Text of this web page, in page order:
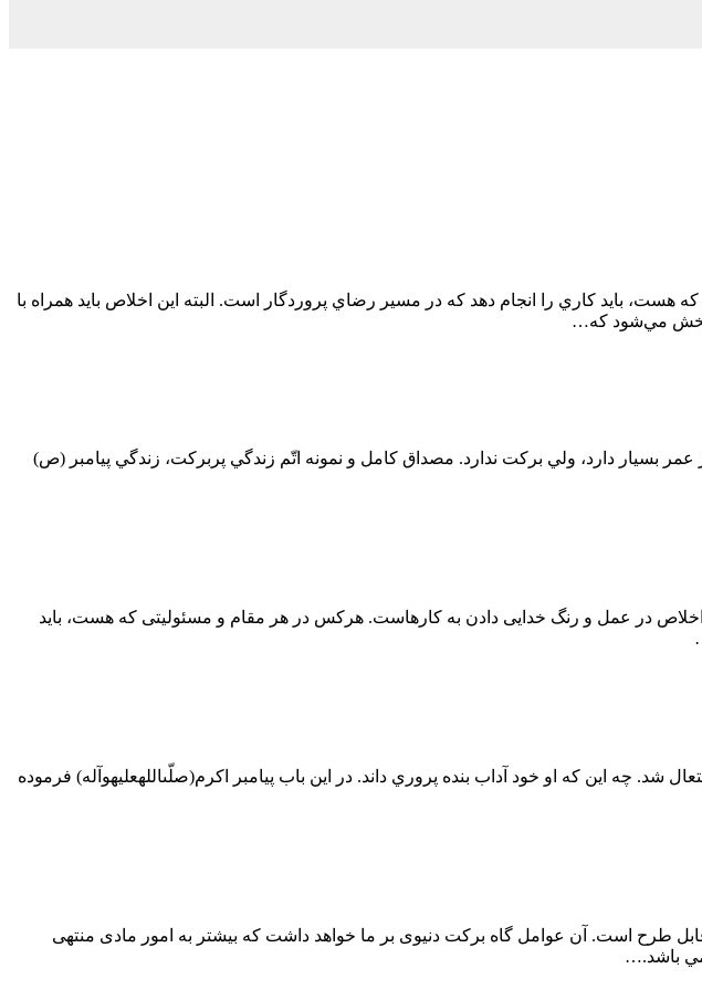
بايد كاري را انجام دهد كه در مسير رضاي پروردگار است. البته اين اخلاص بايد همراه با
بخش مي‌شود كه…
بسيار دارد، ولي بركت ندارد. مصداق كامل و نمونه اتّم زندگي پربركت، زندگي پيامبر (ص)
اخلاص در عمل و رنگ خدايی دادن به كارهاست. هركس در هر مقام و مسئوليتی كه هست، بايد
چه اين كه او خود آداب بنده پروري داند. در اين باب پيامبر اكرم(صلّى‏الله‏عليه‏و‏آله) فرموده
طرح است. آن عوامل گاه بركت دنيوی بر ما خواهد داشت كه بيشتر به امور مادی منتهی
باشد.…